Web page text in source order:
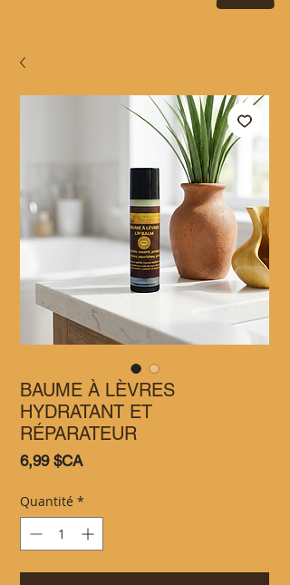
BAUME À LÈVRES
HYDRATANT ET
RÉPARATEUR
6,99 $CAPrix
Quantité *